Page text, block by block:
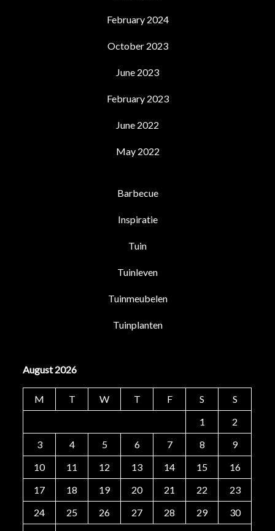
February 2024
October 2023
June 2023
February 2023
June 2022
May 2022
Barbecue
Inspiratie
Tuin
Tuinleven
Tuinmeubelen
Tuinplanten
August 2026
M T W T F S
S
1
2
3
4 5 6 7 8
9
10
11 12 13 14 15
16
17
18 19 20 21 22
23
24
25 26 27 28 29
30